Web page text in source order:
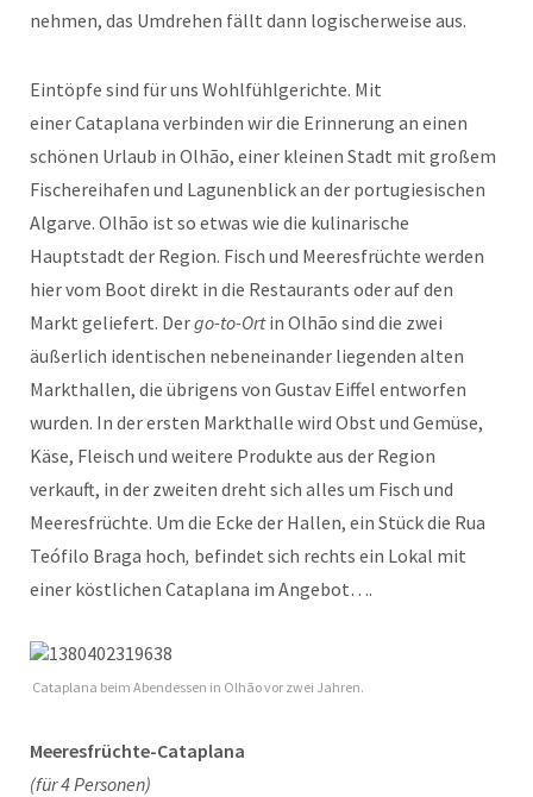
nehmen, das Umdrehen fällt dann logischerweise aus.
Eintöpfe sind für uns Wohlfühlgerichte. Mit
einer Cataplana verbinden wir die Erinnerung an einen
schönen Urlaub in Olhão, einer kleinen Stadt mit großem
Fischereihafen und Lagunenblick an der portugiesischen
Algarve. Olhão ist so etwas wie die kulinarische
Hauptstadt der Region. Fisch und Meeresfrüchte werden
hier vom Boot direkt in die Restaurants oder auf den
Markt geliefert. Dergo-to-Ortin Olhão sind die zwei
äußerlich identischen nebeneinander liegenden alten
Markthallen, die übrigens von Gustav Eiffel entworfen
wurden. In der ersten Markthalle wird Obst und Gemüse,
Käse, Fleisch und weitere Produkte aus der Region
verkauft, in der zweiten dreht sich alles um Fisch und
Meeresfrüchte. Um die Ecke der Hallen, ein Stück die Rua
Teófilo Braga hoch, befindet sich rechts ein Lokal mit
einer köstlichen Cataplana im Angebot….
Cataplana beim Abendessen in Olhão vor zwei Jahren.
Meeresfrüchte-Cataplana
(für 4 Personen)